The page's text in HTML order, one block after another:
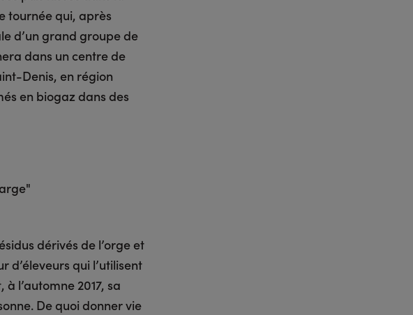
tournée qui, après
d’un grand groupe de
dans un centre de
Denis, en région
en biogaz dans des
dérivés de l’orge et
d’éleveurs qui l’utilisent
l’automne 2017, sa
De quoi donner vie